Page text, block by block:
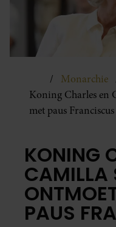
Monarchie
Koning Charles en
met paus
KONING
CAMILLA
PAUS